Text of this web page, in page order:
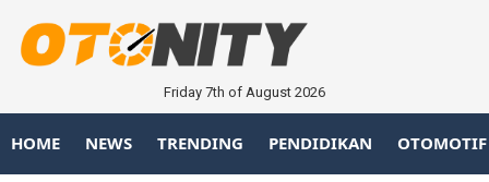
Friday 7th of August 2026
HOME NEWS TRENDING PENDIDIKAN OTOMOTIF